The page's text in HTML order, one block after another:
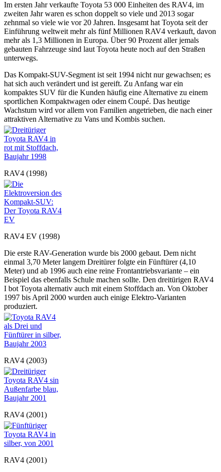
Im ersten Jahr verkaufte Toyota 53 000 Einheiten des RAV4, im
zweiten Jahr waren es schon doppelt so viele und 2013 sogar
zehnmal so viele wie vor 20 Jahren. Insgesamt hat Toyota seit der
Einführung weltweit mehr als fünf Millionen RAV4 verkauft, davon
mehr als 1,3 Millionen in Europa. Über 90 Prozent aller jemals
gebauten Fahrzeuge sind laut Toyota heute noch auf den Straßen
unterwegs.
Das Kompakt-SUV-Segment ist seit 1994 nicht nur gewachsen; es
hat sich auch verändert und ist gereift. Zu Anfang war ein
kompaktes SUV für die Kunden häufig eine Alternative zu einem
sportlichen Kompaktwagen oder einem Coupé. Das heutige
Wachstum wird vor allem von Familien angetrieben, die nach einer
attraktiven Alternative zu Vans und Kombis suchen.
RAV4 (1998)
RAV4 EV (1998)
Die erste RAV-Generation wurde bis 2000 gebaut. Dem nicht
einmal 3,70 Meter langem Dreitürer folgte ein Fünftürer (4,10
Meter) und ab 1996 auch eine reine Frontantriebsvariante – ein
Beispiel das ebenfalls Schule machen sollte. Den dreitürigen RAV4
I bot Toyota alternativ auch mit einem Stoffdach an. Von Oktober
1997 bis April 2000 wurden auch einige Elektro-Varianten
produziert.
RAV4 (2003)
RAV4 (2001)
RAV4 (2001)